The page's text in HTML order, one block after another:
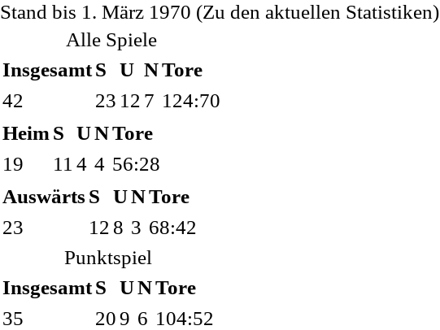
Stand bis 1. März 1970 (Zu den aktuellen Statistiken)
Alle Spiele
InsgesamtS U NTore
42
23 12 7 124:70
Heim S UNTore
19
11 4 4 56:28
Auswärts S UNTore
23
12 8 3 68:42
Punktspiel
InsgesamtS UNTore
35
209 6 104:52